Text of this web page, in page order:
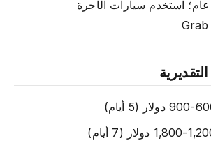
استخدم سيارات الأجرة